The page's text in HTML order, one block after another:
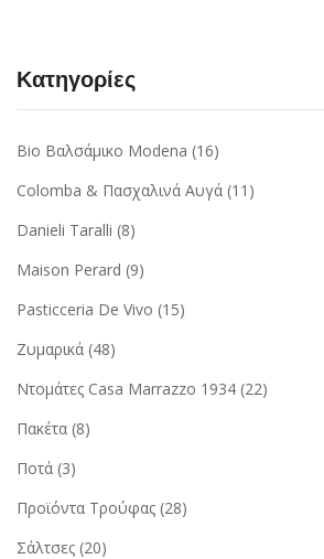
Κατηγορίες
Bio Βαλσάμικο Modena (16)
Colomba & Πασχαλινά Αυγά (11)
Danieli Taralli (8)
Maison Perard (9)
Pasticceria De Vivo (15)
Ζυμαρικά (48)
Ντομάτες Casa Marrazzo 1934 (22)
Πακέτα (8)
Ποτά (3)
Προϊόντα Τρούφας (28)
Σάλτσες (20)